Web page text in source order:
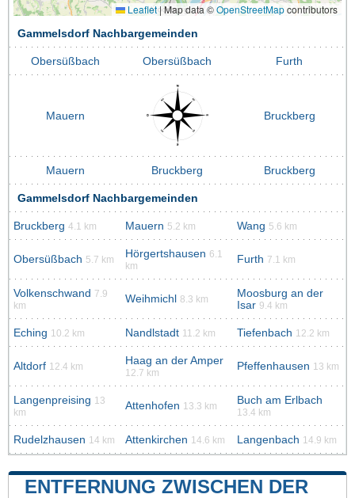
Leaflet|Map data ©OpenStreetMapcontributors
Gammelsdorf Nachbargemeinden
Obersüßbach Obersüßbach Furth
Mauern Bruckberg
Mauern Bruckberg Bruckberg
Gammelsdorf Nachbargemeinden
Bruckberg 4.1 km Mauern 5.2 km Wang 5.6 km
Obersüßbach 5.7 km Hörgertshausen 6.1
km
Furth 7.1 km
Volkenschwand 7.9
km
Weihmichl 8.3 km
Moosburg an der
Isar 9.4 km
Eching 10.2 km Nandlstadt 11.2 km Tiefenbach 12.2 km
Altdorf 12.4 km Haag an der Amper
12.7 km
Pfeffenhausen 13 km
Langenpreising 13
km
Attenhofen 13.3 km Buch am Erlbach
13.4 km
Rudelzhausen 14 km Attenkirchen 14.6 km Langenbach 14.9 km
ENTFERNUNG ZWISCHEN DER